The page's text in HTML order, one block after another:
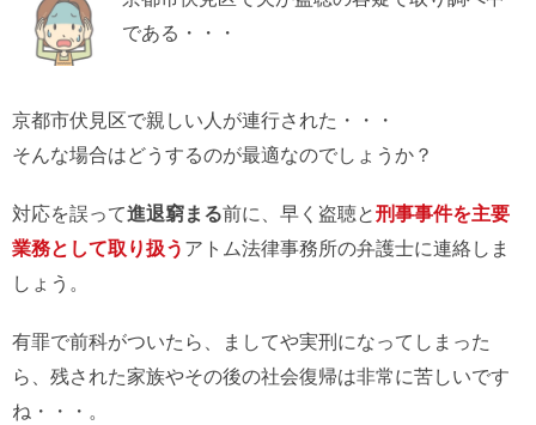
である・・・
京都市伏見区で親しい人が連行された・・・
そんな場合はどうするのが最適なのでしょうか？
対応を誤って進退窮まる前に、早く盗聴と刑事事件を主要
業務として取り扱う アトム法律事務所の弁護士に連絡しま
しょう。
有罪で前科がついたら、ましてや実刑になってしまった
ら、残された家族やその後の社会復帰は非常に苦しいです
ね・・・。